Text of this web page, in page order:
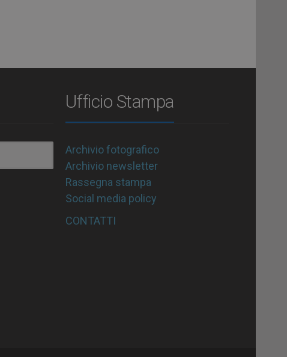
Ufficio Stampa
Archivio fotografico
Archivio newsletter
Rassegna stampa
Social media policy
CONTATTI